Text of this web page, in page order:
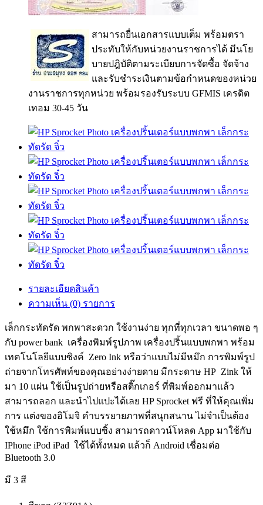
สามารถยื่นเอกสารแบบเต็ม พร้อมตรา
ประทับให้กับหน่วยงานราชการได้ มีนโย
บายปฎิบัติตามระเบียบการจัดซื้อ จัดจ้าง
และรับชำระเงินตามข้อกำหนดของหน่วย
งานราชการทุกหน่วย พร้อมรองรับระบบ GFMIS เครดิต
เทอม 30-45 วัน
รายละเอียดสินค้า
ความเห็น (0) รายการ
เล็กกระทัดรัด พกพาสะดวก ใช้งานง่าย ทุกที่ทุกเวลา ขนาดพอ ๆ
กับ power bank เครื่องพิมพ์รูปภาพ เครื่องปริ้นแบบพกพา พร้อม
เทคโนโลยีแบบซิงค์ Zero Ink หรือว่าแบบไม่มีหมึก การพิมพ์รูป
ถ่ายจากโทรศัพท์ของคุณอย่างง่ายดาย มีกระดาษ HP Zink ให้
มา 10 แผ่น ใช้เป็นรูปถ่ายหรือสติ๊กเกอร์ ที่พิมพ์ออกมาแล้ว
สามารถลอก และนำไปแปะได้เลย HP Sprocket ฟรี ที่ให้คุณเพิ่ม
การ แต่งของอิโมจิ คำบรรยายภาพที่สนุกสนาน ไม่จำเป็นต้อง
ใช้หมึก ใช้การพิมพ์แบบซิ้ง สามารถดาวน์โหลด App มาใช้กับ
IPhone iPod iPad ใช้ได้ทั้งหมด แล้วก็ Android เชื่อมต่อ
Bluetooth 3.0
มี 3 สี